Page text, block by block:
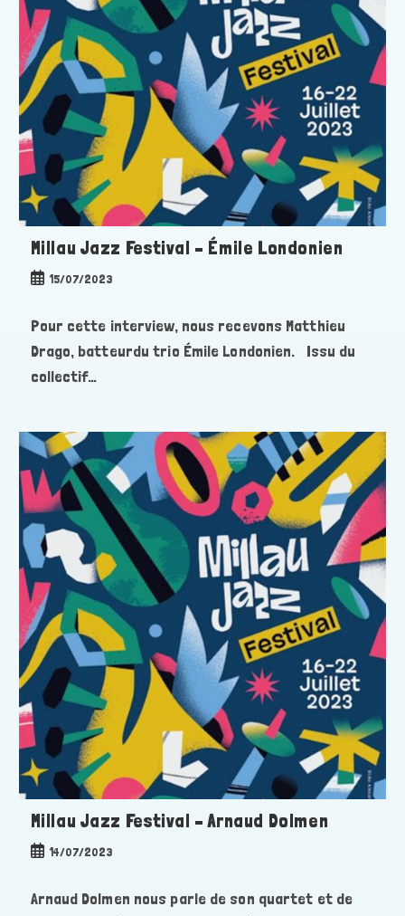
Millau Jazz Festival – Émile Londonien
Publication
15/07/2023
Pour cette interview, nous recevons Matthieu
Drago, batteurdu trio Émile Londonien. Issu du
collectif…
Millau Jazz Festival – Arnaud Dolmen
Publication
14/07/2023
Arnaud Dolmen nous parle de son quartet et de